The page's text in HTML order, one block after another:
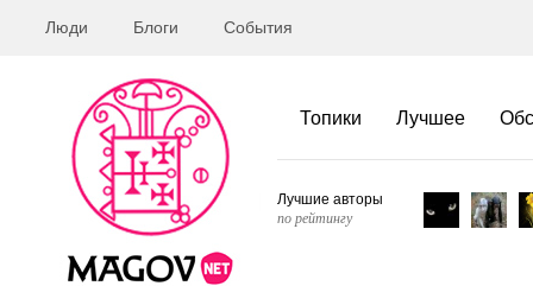
Люди Блоги События
Топики Лучшее
Лучшие авторы
по рейтингу